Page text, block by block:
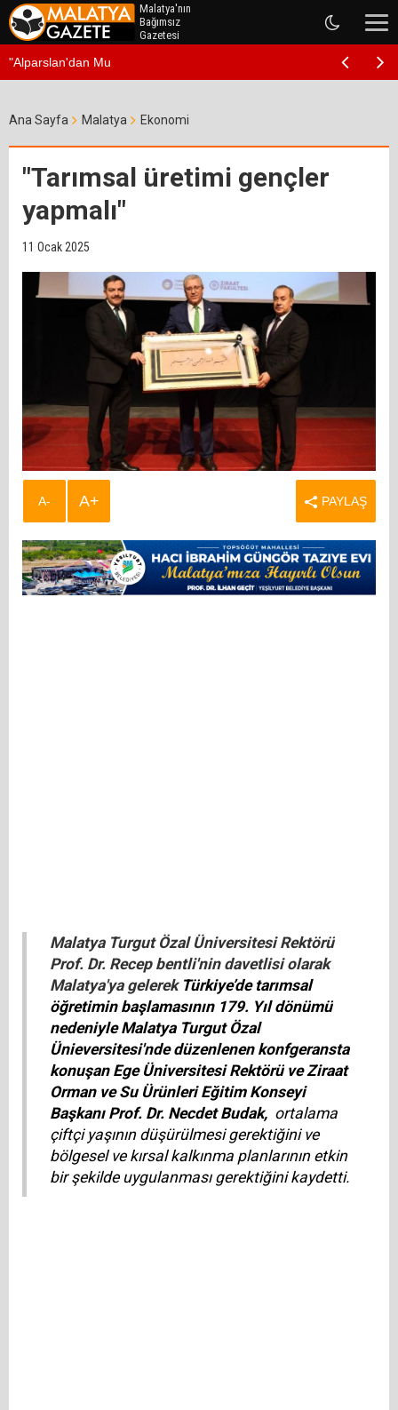
Malatya'nın
Bağımsız
Gazetesi
"Alparslan'dan Mustafa Kemal'e Uzanan Mi
Ana Sayfa Malatya Ekonomi
"Tarımsal üretimi gençler
yapmalı"
11 Ocak 2025
A- A+ PAYLAŞ
Malatya Turgut Özal Üniversitesi Rektörü
Prof. Dr. Recep bentli'nin davetlisi olarak
Malatya'ya gelerek Türkiye’de tarımsal
öğretimin başlamasının 179. Yıl dönümü
nedeniyle Malatya Turgut Özal
Ünieversitesi'nde düzenlenen konfgeransta
konuşan Ege Üniversitesi Rektörü ve Ziraat
Orman ve Su Ürünleri Eğitim Konseyi
Başkanı Prof. Dr. Necdet Budak, ortalama
çiftçi yaşının düşürülmesi gerektiğini ve
bölgesel ve kırsal kalkınma planlarının etkin
bir şekilde uygulanması gerektiğini kaydetti.